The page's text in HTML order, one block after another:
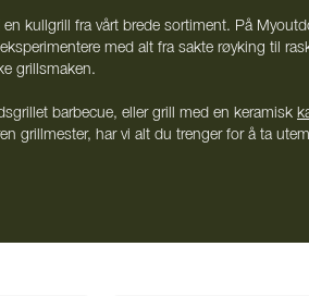
kullgrill fra vårt brede sortiment. På
med alt fra sakte røyking til
grillsmaken.
barbecue, eller grill med en keramisk
grillmester, har vi alt du trenger for å ta